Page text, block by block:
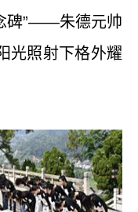
碑”——朱德元帅
光照射下格外耀